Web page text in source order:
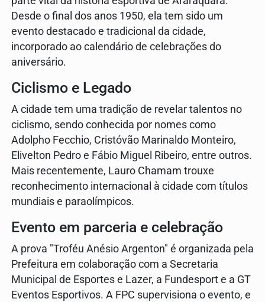
Desde o final dos anos 1950, ela tem sido um
evento destacado e tradicional da cidade,
incorporado ao calendário de celebrações do
aniversário.
Ciclismo e Legado
A cidade tem uma tradição de revelar talentos no
ciclismo, sendo conhecida por nomes como
Adolpho Fecchio, Cristóvão Marinaldo Monteiro,
Elivelton Pedro e Fábio Miguel Ribeiro, entre outros.
Mais recentemente, Lauro Chamam trouxe
reconhecimento internacional à cidade com títulos
mundiais e paraolímpicos.
Evento em parceria e celebração
A prova "Troféu Anésio Argenton" é organizada pela
Prefeitura em colaboração com a Secretaria
Municipal de Esportes e Lazer, a Fundesport e a GT
Eventos Esportivos. A FPC supervisiona o evento, e